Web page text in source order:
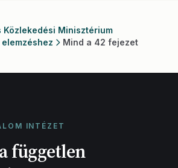
Közlekedési Minisztérium
Mind a 42 fejezet
INTÉZET
független